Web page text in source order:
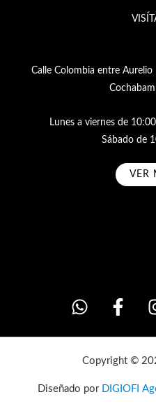
Calle Colombia entre
Lunes a viernes de
Sábado de
VER
Copyright ©
Diseñado por DIGIOFI